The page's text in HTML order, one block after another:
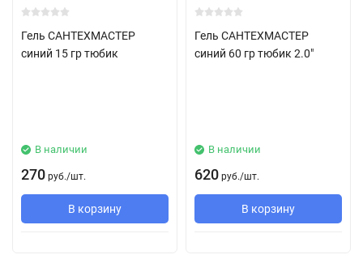
Гель САНТЕХМАСТЕР
синий 15 гр тюбик
В наличии
270 руб./шт.
В корзину
Гель САНТЕХМАСТЕР
синий 60 гр тюбик 2.0"
В наличии
620 руб./шт.
В корзину